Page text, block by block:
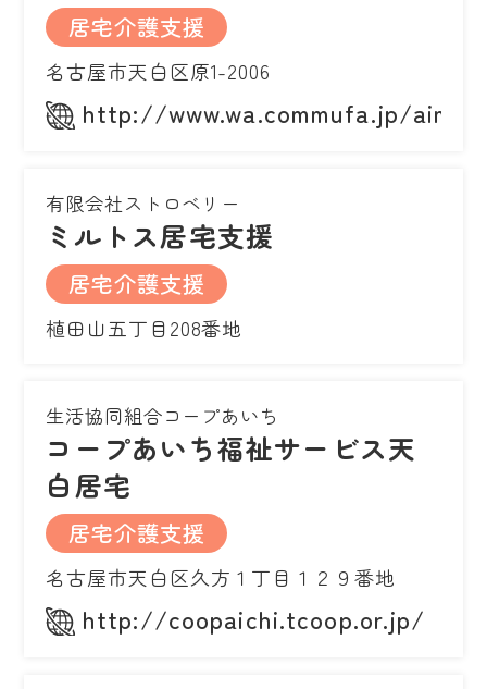
居宅介護支援
名古屋市天白区原1-2006
http://www.wa.commufa.jp/
有限会社ストロベリー
ミルトス居宅支援
居宅介護支援
植田山五丁目208番地
生活協同組合コープあいち
コープあいち福祉サービス天
白居宅
居宅介護支援
名古屋市天白区久方１丁目１２９番地
http://coopaichi.tcoop.or.jp/